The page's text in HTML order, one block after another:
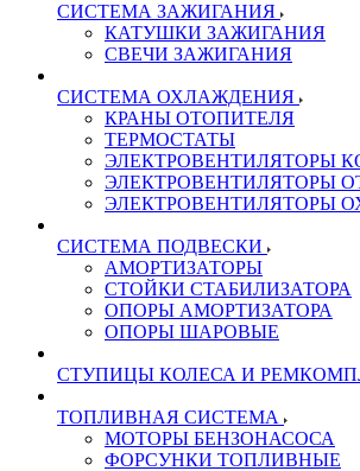
СИСТЕМА ЗАЖИГАНИЯ
КАТУШКИ ЗАЖИГАНИЯ
СВЕЧИ ЗАЖИГАНИЯ
СИСТЕМА ОХЛАЖДЕНИЯ
КРАНЫ ОТОПИТЕЛЯ
ТЕРМОСТАТЫ
ЭЛЕКТРОВЕНТИЛЯТОРЫ
ЭЛЕКТРОВЕНТИЛЯТОРЫ
ЭЛЕКТРОВЕНТИЛЯТОРЫ
СИСТЕМА ПОДВЕСКИ
АМОРТИЗАТОРЫ
СТОЙКИ СТАБИЛИЗАТОРА
ОПОРЫ АМОРТИЗАТОРА
ОПОРЫ ШАРОВЫЕ
СТУПИЦЫ КОЛЕСА И
ТОПЛИВНАЯ СИСТЕМА
МОТОРЫ БЕНЗОНАСОСА
ФОРСУНКИ ТОПЛИВНЫЕ